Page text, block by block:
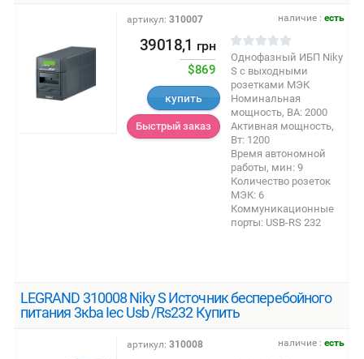
наличие :есть
артикул: 310007
39018,1 грн
$869
купить
Быстрый заказ
Однофазный ИБП Niky
S с выходными
розетками МЭК
Номинальная
мощность, ВА: 2000
Активная мощность,
Вт: 1200
Время автономной
работы, мин: 9
Количество розеток
МЭК: 6
Коммуникационные
порты: USB-RS 232
LEGRAND 310008 Niky S Источник бесперебойного
питания 3кba Iec Usb /Rs232 Купить
наличие :есть
артикул: 310008